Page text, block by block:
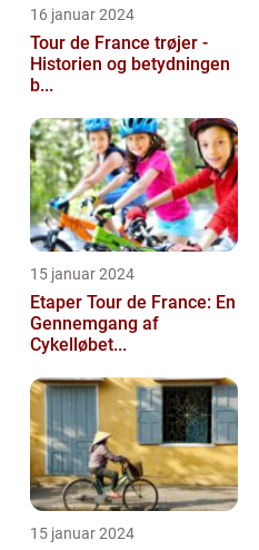
16 januar 2024
Tour de France trøjer -
Historien og betydningen
b...
15 januar 2024
Etaper Tour de France: En
Gennemgang af
Cykelløbet...
15 januar 2024